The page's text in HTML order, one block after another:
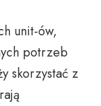
unit-ów,
potrzeb
skorzystać z